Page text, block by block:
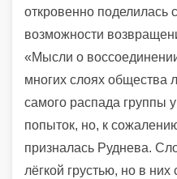
откровенно
возможности
«Мысли о воссоединении
многих слоях общества
самого распада группы
попыток, но, к
призналась Руднева.
лёгкой грустью, но в них